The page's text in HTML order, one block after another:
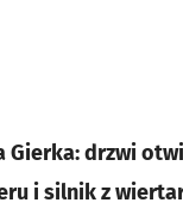
Gierka: drzwi
i silnik z